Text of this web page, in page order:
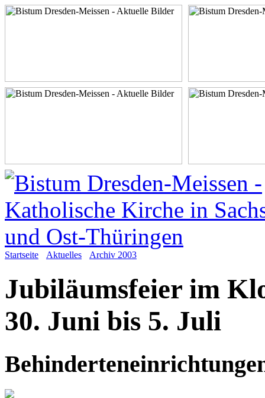
Startseite Aktuelles Archiv 2003
Jubiläumsfeier im
30. Juni bis 5. Juli